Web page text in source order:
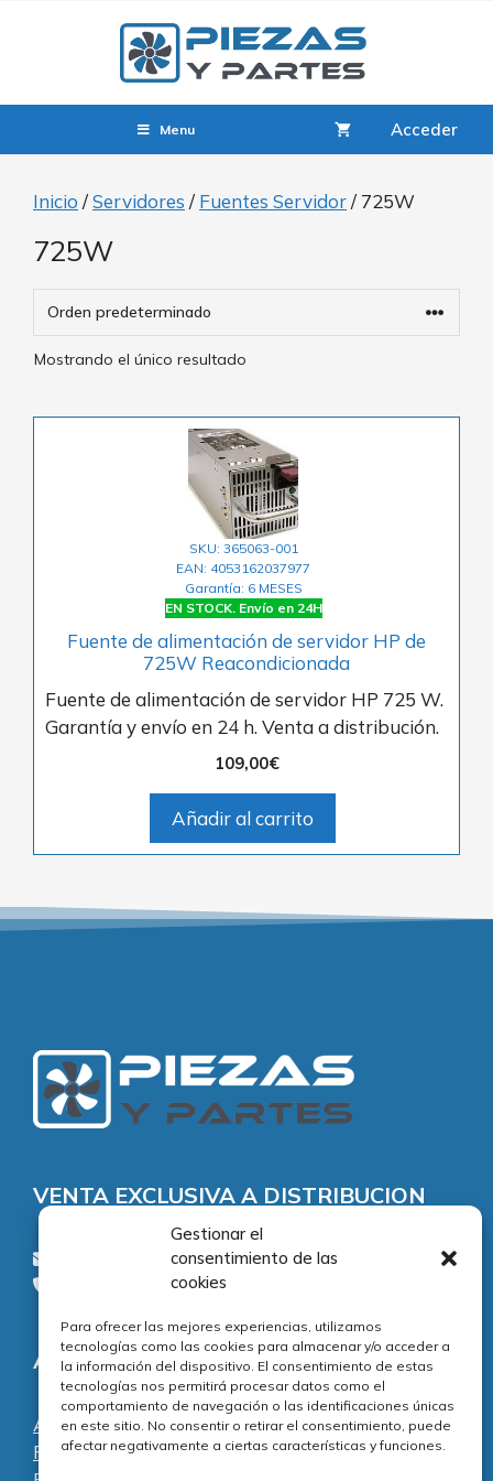
Gestionar el
consentimiento de las
cookies
Para ofrecer las mejores experiencias, utilizamos
tecnologías como las cookies para almacenar y/o acceder a
la información del dispositivo. El consentimiento de estas
tecnologías nos permitirá procesar datos como el
comportamiento de navegación o las identificaciones únicas
en este sitio. No consentir o retirar el consentimiento, puede
afectar negativamente a ciertas características y funciones.
Menu Acceder
Inicio /Servidores / Fuentes Servidor/ 725W
725W
Mostrando el único resultado
SKU: 365063-001
EAN: 4053162037977
Garantía: 6 MESES
EN STOCK. Envío en 24H
Fuente de alimentación de servidor HP de
725W Reacondicionada
Fuente de alimentación de servidor HP 725 W.
Garantía y envío en 24 h. Venta a distribución.
109,00€
Añadir al carrito
VENTA EXCLUSIVA A DISTRIBUCION
consultas@piezasypartes.es
Tel.: 91 811 73 02
Adecuación normativa
Aviso legal
Política de privacidad